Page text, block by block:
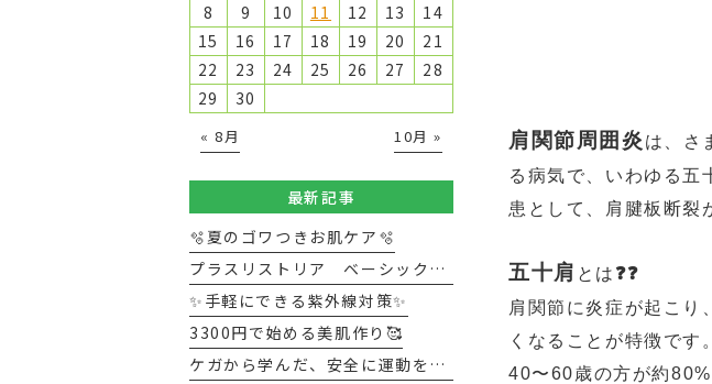
肩関節周囲炎 は、さ
る病気で、いわゆる五
患として、肩腱板断裂
五十肩 とは ❓❓
肩関節に炎症が起こり
くなることが特徴です。
40〜60歳の方が約80%
8
9 10 11 12 13
14
15
16 17 18 19 20
21
22
23 24 25 26 27
28
29
30
« 8月 10月 »
最新記事
🫧夏のゴワつきお肌ケア🫧
プラスリストリア ベーシックキット
✨手軽にできる紫外線対策✨
3300円で始める美肌作り🥰
ケガから学んだ、安全に運動を続けるポイント